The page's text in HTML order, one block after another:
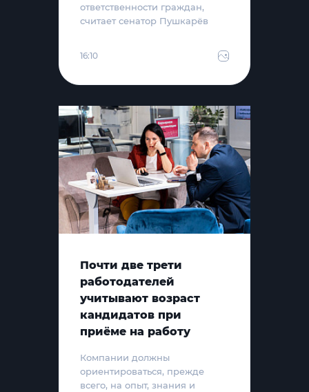
ответственности граждан,
считает сенатор Пушкарёв
16:10
Почти две трети
работодателей
учитывают возраст
кандидатов при
приёме на работу
Компании должны
ориентироваться, прежде
всего, на опыт, знания и